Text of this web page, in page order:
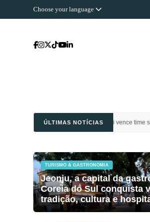
Choose your language
ÚLTIMAS NOTÍCIAS
Al Ahli Saudi vence time sensação e é bi campeão
TURISMO & GASTRONOMIA
Jeonju, a capital da
Coreia do Sul conquista
tradição, cultura e